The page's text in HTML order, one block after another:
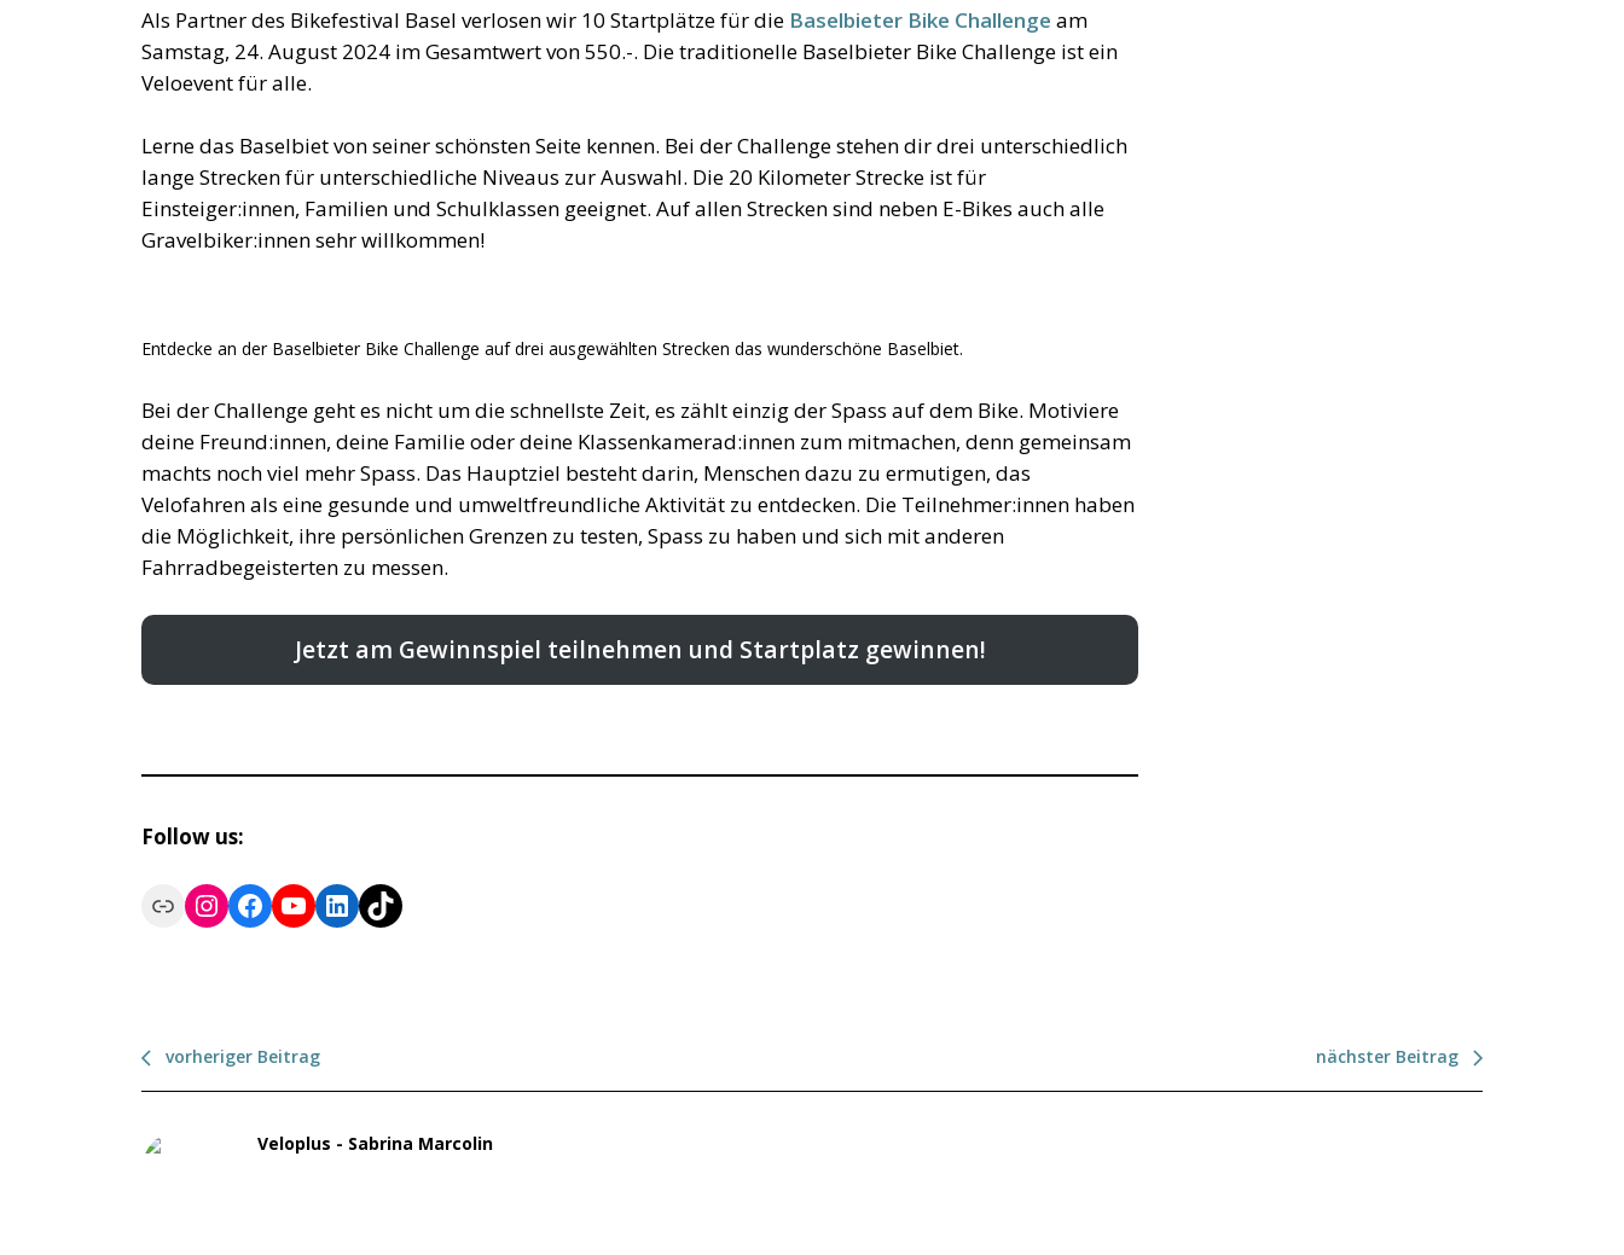
Als Partner des Bikefestival Basel verlosen wir 10 Startplätze für die Baselbieter Bike Challenge am
Samstag, 24. August 2024 im Gesamtwert von 550.-. Die traditionelle Baselbieter Bike Challenge ist ein
Veloevent für alle.
Lerne das Baselbiet von seiner schönsten Seite kennen. Bei der Challenge stehen dir drei unterschiedlich
lange Strecken für unterschiedliche Niveaus zur Auswahl. Die 20 Kilometer Strecke ist für
Einsteiger:innen, Familien und Schulklassen geeignet. Auf allen Strecken sind neben E-Bikes auch alle
Gravelbiker:innen sehr willkommen!
Entdecke an der Baselbieter Bike Challenge auf drei ausgewählten Strecken das wunderschöne Baselbiet.
Bei der Challenge geht es nicht um die schnellste Zeit, es zählt einzig der Spass auf dem Bike. Motiviere
deine Freund:innen, deine Familie oder deine Klassenkamerad:innen zum mitmachen, denn gemeinsam
machts noch viel mehr Spass. Das Hauptziel besteht darin, Menschen dazu zu ermutigen, das
Velofahren als eine gesunde und umweltfreundliche Aktivität zu entdecken. Die Teilnehmer:innen haben
die Möglichkeit, ihre persönlichen Grenzen zu testen, Spass zu haben und sich mit anderen
Fahrradbegeisterten zu messen.
Jetzt am Gewinnspiel teilnehmen und Startplatz gewinnen!
Follow us:
LinkInstagram
Facebook
YouTube
LinkedIn
TikTok
vorheriger Beitrag nächster Beitrag
Veloplus - Sabrina Marcolin